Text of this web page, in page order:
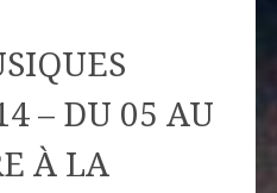
– DU 05 AU
À LA